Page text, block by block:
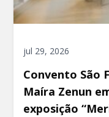
jul 29, 2026
Convento São
Maíra Zenun
exposição